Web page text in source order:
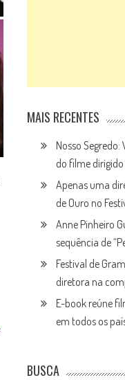
MAIS RECENTES
Nosso
do filme
Apenas uma
de Ouro no
Anne Pinheiro
sequência de
Festival de
diretora na
E-book reúne
em todos os
BUSCA